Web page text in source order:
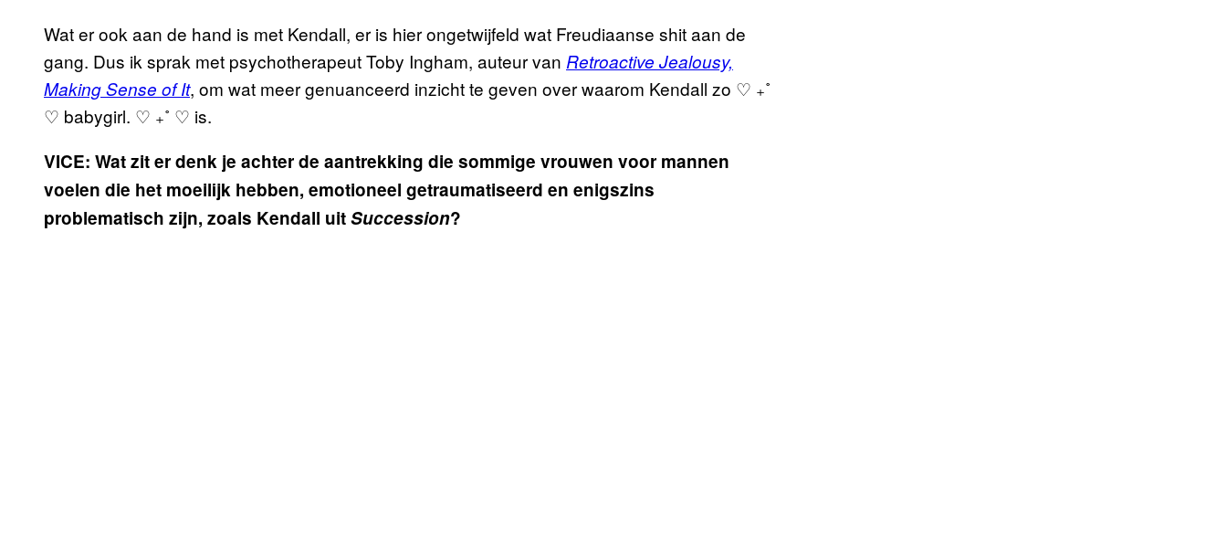
Wat er ook aan de hand is met Kendall, er is hier ongetwijfeld wat Freudiaanse shit aan de
gang. Dus ik sprak met psychotherapeut Toby Ingham, auteur van Retroactive Jealousy,
Making Sense of It, om wat meer genuanceerd inzicht te geven over waarom Kendall zo ♡ ₊˚
♡ babygirl. ♡ ₊˚ ♡ is.
VICE: Wat zit er denk je achter de aantrekking die sommige vrouwen voor mannen
voelen die het moeilijk hebben, emotioneel getraumatiseerd en enigszins
problematisch zijn, zoals Kendall uitSuccession?